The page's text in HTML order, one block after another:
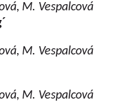
M. Vespalcová
M. Vespalcová
M. Vespalcová